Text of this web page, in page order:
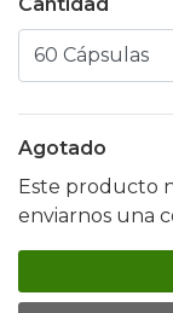
Agotado
Este producto
enviarnos una